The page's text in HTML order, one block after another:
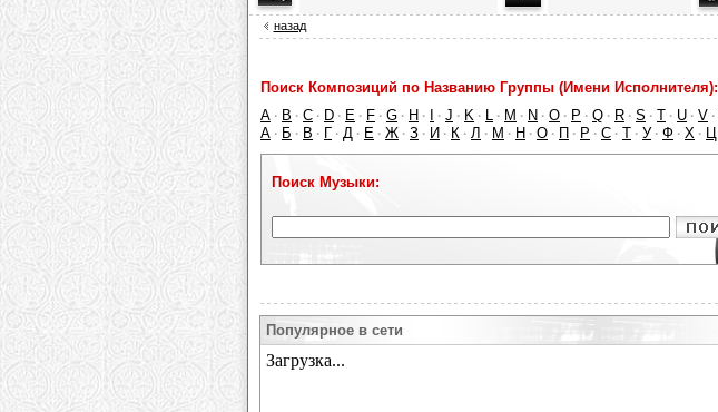
назад
Поиск Композиций по Названию Группы (Имени Исполнителя):
A · B · C · D · E · F · G · H · · J · K · L · M · N · O · P · Q · R · S · T · U · V ·
А · Б · В · Г · Д · Е · Ж · З · И · К · Л · М · Н · О · П · Р · С · Т · У · Ф · Х · Ц
Поиск Музыки:
Популярное в сети